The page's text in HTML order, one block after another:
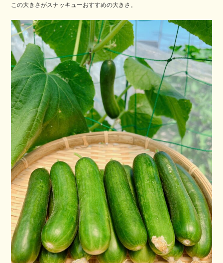
この大きさがスナッキューおすすめの大きさ。